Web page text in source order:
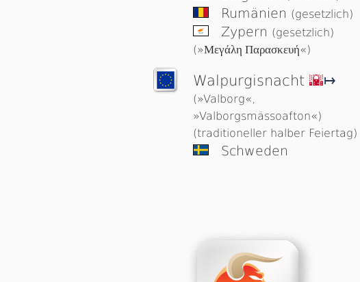
Rumänien (gesetzlich)
Zypern (gesetzlich)
(»Μεγάλη Παρασκευή«)
Wal­pur­gis­nacht 🌇↦
(»Valborg«,
»Valborgsmässoafton«)
(traditioneller halber Feiertag)
Schweden